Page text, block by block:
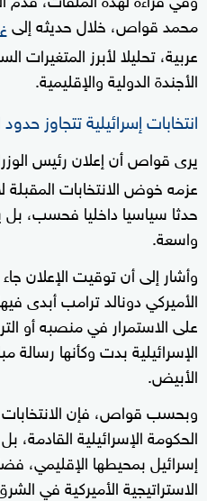
محمد قواص، خلال حديثه إلى
عربية، تحليلا لأبرز
الأجندة الدولية والإقليمية.
انتخابات إسرائيلية تتجاوز
يرى قواص أن إعلان رئيس
عزمه خوض الانتخابات المقبلة
حدثا سياسيا داخليا فحسب، بل
واسعة.
وأشار إلى أن توقيت الإعلان
الأميركي دونالد ترامب أبدى
على الاستمرار في منصبه أو
الإسرائيلية بدت وكأنها رسالة
الأبيض.
وبحسب قواص، فإن
الحكومة الإسرائيلية
إسرائيل بمحيطها الإقليمي،
الاستراتيجية الأميركية في